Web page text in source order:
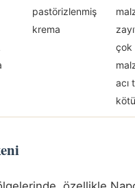
pastörizlenmiş
krema
çok
acı